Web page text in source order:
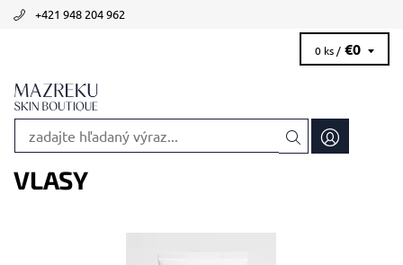
+421 948 204 962
0 ks / €0
VLASY
Odporúčané pre seboreickú a hyperseboreickú pokožku a